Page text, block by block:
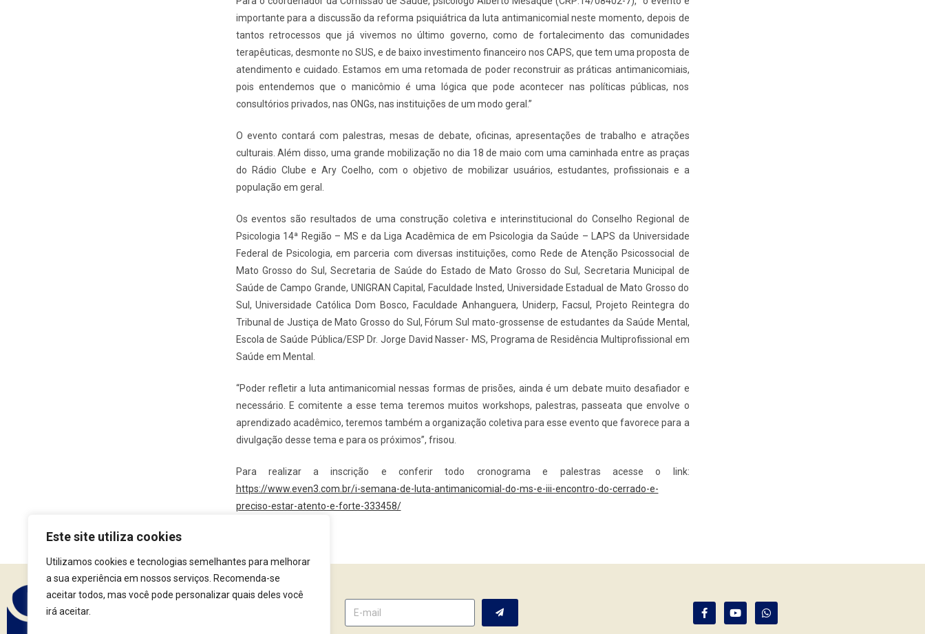
Este site utiliza cookies
Utilizamos cookies e tecnologias semelhantes para melhorar
a sua experiência em nossos serviços. Recomenda-se
aceitar todos, mas você pode personalizar quais deles você
irá aceitar.
importante para a discussão da reforma psiquiátrica da luta antimanicomial neste momento, depois de
tantos retrocessos que já vivemos no último governo, como de fortalecimento das comunidades
terapêuticas, desmonte no SUS, e de baixo investimento financeiro nos CAPS, que tem uma proposta de
atendimento e cuidado. Estamos em uma retomada de poder reconstruir as práticas antimanicomiais,
pois entendemos que o manicômio é uma lógica que pode acontecer nas políticas públicas, nos
consultórios privados, nas ONGs, nas instituições de um modo geral.”
O evento contará com palestras, mesas de debate, oficinas, apresentações de trabalho e atrações
culturais. Além disso, uma grande mobilização no dia 18 de maio com uma caminhada entre as praças
do Rádio Clube e Ary Coelho, com o objetivo de mobilizar usuários, estudantes, profissionais e a
população em geral.
Os eventos são resultados de uma construção coletiva e interinstitucional do Conselho Regional de
Psicologia 14ª Região – MS e da Liga Acadêmica de em Psicologia da Saúde – LAPS da Universidade
Federal de Psicologia, em parceria com diversas instituições, como Rede de Atenção Psicossocial de
Mato Grosso do Sul, Secretaria de Saúde do Estado de Mato Grosso do Sul, Secretaria Municipal de
Saúde de Campo Grande, UNIGRAN Capital, Faculdade Insted, Universidade Estadual de Mato Grosso do
Sul, Universidade Católica Dom Bosco, Faculdade Anhanguera, Uniderp, Facsul, Projeto Reintegra do
Tribunal de Justiça de Mato Grosso do Sul, Fórum Sul mato-grossense de estudantes da Saúde Mental,
Escola de Saúde Pública/ESP Dr. Jorge David Nasser- MS, Programa de Residência Multiprofissional em
Saúde em Mental.
“Poder refletir a luta antimanicomial nessas formas de prisões, ainda é um debate muito desafiador e
necessário. E comitente a esse tema teremos muitos workshops, palestras, passeata que envolve o
aprendizado acadêmico, teremos também a organização coletiva para esse evento que favorece para a
divulgação desse tema e para os próximos”, frisou.
Para realizar a inscrição e conferir todo cronograma e palestras acesse o link:
https://www.even3.com.br/i-semana-de-luta-antimanicomial-do-ms-e-iii-encontro-do-cerrado-e-
preciso-estar-atento-e-forte-333458/